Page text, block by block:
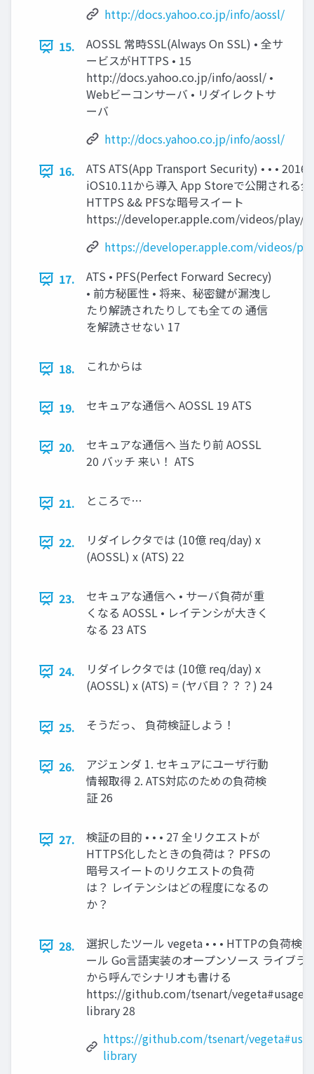
http://docs.yahoo.co.jp/info/aossl/
15.
AOSSL 常時SSL(Always On SSL) • 全サ
ービスがHTTPS • 15
http://docs.yahoo.co.jp/info/aossl/ •
Webビーコンサーバ • リダイレクトサ
ーバ
http://docs.yahoo.co.jp/info/aossl/
16.
ATS ATS(App Transport Security) • • • 2016
iOS10.11から導入 App Storeで公開される
HTTPS && PFSな暗号スイート
https://developer.apple.com/videos/play/
https://developer.apple.com/videos/
17.
ATS • PFS(Perfect Forward Secrecy)
• 前方秘匿性 • 将来、秘密鍵が漏洩し
たり解読されたりしても全ての 通信
を解読させない 17
18. これからは
19. セキュアな通信へ AOSSL 19 ATS
20.
セキュアな通信へ 当たり前 AOSSL
20 バッチ 来い！ ATS
21. ところで…
22.
リダイレクタでは (10億 req/day) x
(AOSSL) x (ATS) 22
23.
セキュアな通信へ • サーバ負荷が重
くなる AOSSL • レイテンシが大きく
なる 23 ATS
24.
リダイレクタでは (10億 req/day) x
(AOSSL) x (ATS) = (ヤバ目？？？) 24
25. そうだっ、 負荷検証しよう！
26.
アジェンダ 1. セキュアにユーザ行動
情報取得 2. ATS対応のための負荷検
証 26
27.
検証の目的 • • • 27 全リクエストが
HTTPS化したときの負荷は？ PFSの
暗号スイートのリクエストの負荷
は？ レイテンシはどの程度になるの
か？
28.
選択したツール vegeta • • • HTTPの負荷検
ール Go言語実装のオープンソース ライブラ
から呼んでシナリオも書ける
https://github.com/tsenart/vegeta#usage-
library 28
https://github.com/tsenart/
library